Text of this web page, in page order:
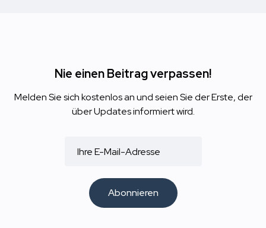
Nie einen Beitrag verpassen!
Melden Sie sich kostenlos an und seien Sie der Erste, der
über Updates informiert wird.
Abonnieren